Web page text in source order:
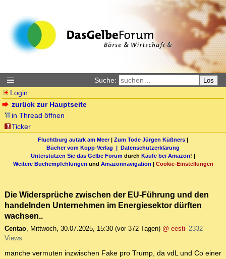
Suche: Los
Login
zurück zur Hauptseite
in Thread öffnen
Ticker
Fluchtburg autark am Meer| Zum Tode Jürgen Küßners |
Bücher vom Kopp-Verlag | Datenschutzerklärung
Unterstützen Sie das Gelbe Forum durch Käufe bei Amazon! |
Weitere Buchempfehlungen und Amazonnavigation | Cookie-Einstellungen
Die Widersprüche zwischen der EU-Führung und den
handelnden Unternehmen im Energiesektor dürften
wachsen..
Centao, Mittwoch, 30.07.2025, 15:30 (vor 372 Tagen) @ eesti 2332
Views
manche vermuten inzwischen Fake pro Trump, da vdL und Co einer